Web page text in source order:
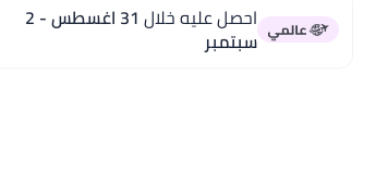
احصل عليه خلال 31 اغسطس - 2
سبتمبر